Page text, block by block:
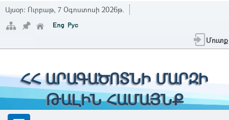
Այսօր: Ուրբաթ, 7 Օգոստոսի 2026թ.
Մուտք
ՀՀ ԱՐԱԳԱԾՈՏՆԻ ՄԱՐԶԻ
ԹԱԼԻՆ ՀԱՄԱՅՆՔ